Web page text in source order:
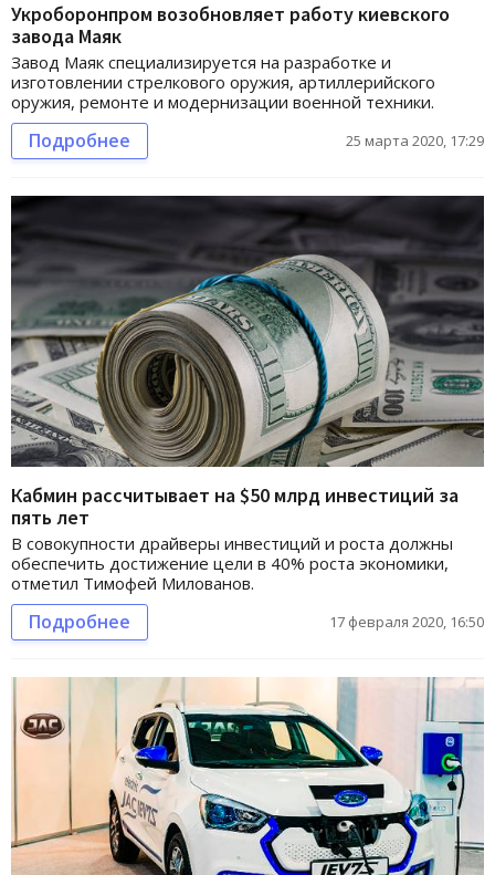
Укроборонпром возобновляет работу киевского
завода Маяк
Завод Маяк специализируется на разработке и
изготовлении стрелкового оружия, артиллерийского
оружия, ремонте и модернизации военной техники.
Подробнее 25 марта 2020, 17:29
Кабмин рассчитывает на $50 млрд инвестиций за
пять лет
В совокупности драйверы инвестиций и роста должны
обеспечить достижение цели в 40% роста экономики,
отметил Тимофей Милованов.
Подробнее 17 февраля 2020, 16:50